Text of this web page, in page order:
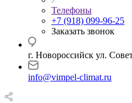
Телефоны
+7 (918) 099-96-25
Заказать звонок
г. Новороссийск ул.
info@vimpel-climat.ru